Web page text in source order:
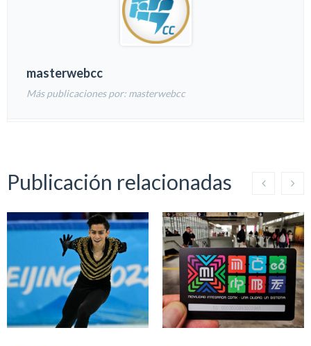
masterwebcc
Más publicaciones por: masterwebcc
Publicación relacionadas